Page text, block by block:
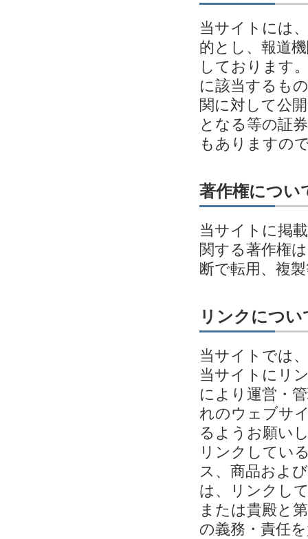
当サイトには
的とし、報道
しております
に該当するも
関に対して公
となる等の証
もありますの
著作権につい
当サイトに掲
関する著作権
断で転用、複
リンクについ
当サイトでは
当サイトにリ
により運営・
れのウェブサ
るようお願い
リンクしてい
ス、商品およ
は、リンクし
または貴殿と
の義務・責任